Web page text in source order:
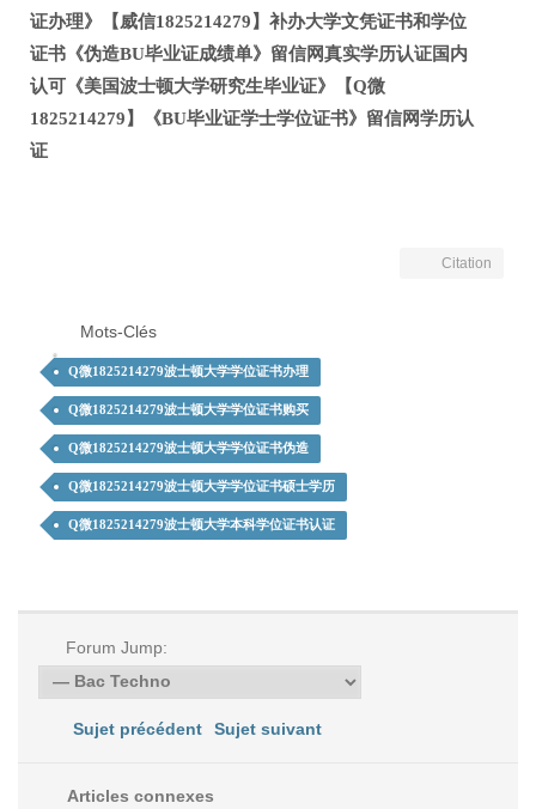
证办理》【威信1825214279】补办大学文凭证书和学位
证书《伪造BU毕业证成绩单》留信网真实学历认证国内
认可《美国波士顿大学研究生毕业证》【Q微
1825214279】《BU毕业证学士学位证书》留信网学历认
证
Citation
Mots-Clés
Q微1825214279波士顿大学学位证书办理
Q微1825214279波士顿大学学位证书购买
Q微1825214279波士顿大学学位证书伪造
Q微1825214279波士顿大学学位证书硕士学历
Q微1825214279波士顿大学本科学位证书认证
Forum Jump:
Sujet précédent Sujet suivant
Articles connexes